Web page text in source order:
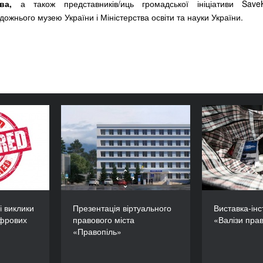
а також представників/иць громадської ініціативи
музею України і Міністерства освіти та науки України.
виклики
прав в
Україні»
ТРИВАЛІСТЬ
Презентація віртуального
правового міста
«Правопіль»
Презентація
віртуального правового
міста «Правопіль»
ТРИВАЛІСТЬ
120’
Виставка-
«Валізи